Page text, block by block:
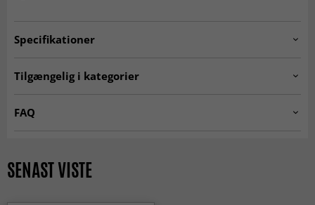
Specifikationer
Tilgængelig i kategorier
Trendcarpet Wilton Art Line
FAQ
indbydende under fødderne.
SENAST VISTE